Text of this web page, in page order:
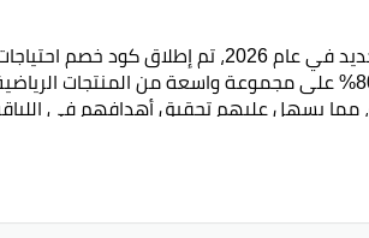
كود خصم احتياجات اللياقة 2026 جديد في عام
الحصول على تخفيضات تصل إلى 80% على مجموعة واسعة من
مما يسهل عليهم تحقيق أهدافهم في